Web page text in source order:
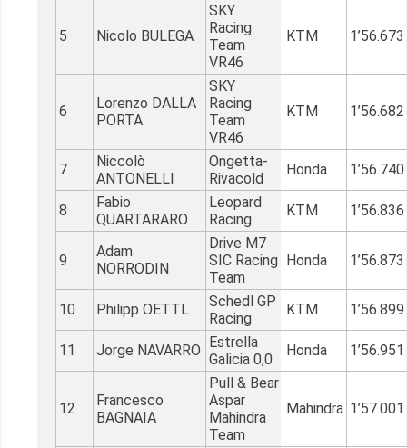
5 Nicolo BULEGA
SKY
Racing
Team
VR46
KTM 1’56.673
6
Lorenzo DALLA
PORTA
SKY
Racing
Team
VR46
KTM 1’56.682
7
Niccolò
ANTONELLI
Ongetta-
Rivacold
Honda 1’56.740
8
Fabio
QUARTARARO
Leopard
Racing
KTM 1’56.836
9
Adam
NORRODIN
Drive M7
SIC Racing
Team
Honda 1’56.873
10 Philipp OETTL
Schedl GP
Racing
KTM 1’56.899
11 Jorge NAVARRO Estrella
Galicia 0,0
Honda 1’56.951
12
Francesco
BAGNAIA
Pull & Bear
Aspar
Mahindra
Team
Mahindra 1’57.001